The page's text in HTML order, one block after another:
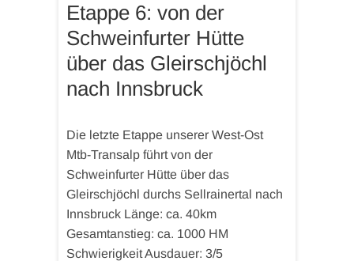
Etappe 6: von der
Schweinfurter Hütte
über das Gleirschjöchl
nach Innsbruck
Die letzte Etappe unserer West-Ost
Mtb-Transalp führt von der
Schweinfurter Hütte über das
Gleirschjöchl durchs Sellrainertal nach
Innsbruck Länge: ca. 40km
Gesamtanstieg: ca. 1000 HM
Schwierigkeit Ausdauer: 3/5